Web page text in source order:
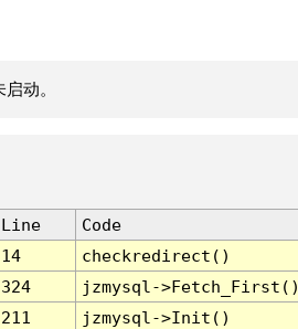
动。
Line
Code
14
checkredirect()
324
jzmysql-
211
jzmysql->Init()